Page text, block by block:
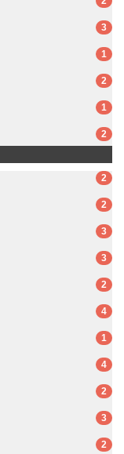
3
1
2
1
2
2
2
3
3
2
4
1
4
2
3
2